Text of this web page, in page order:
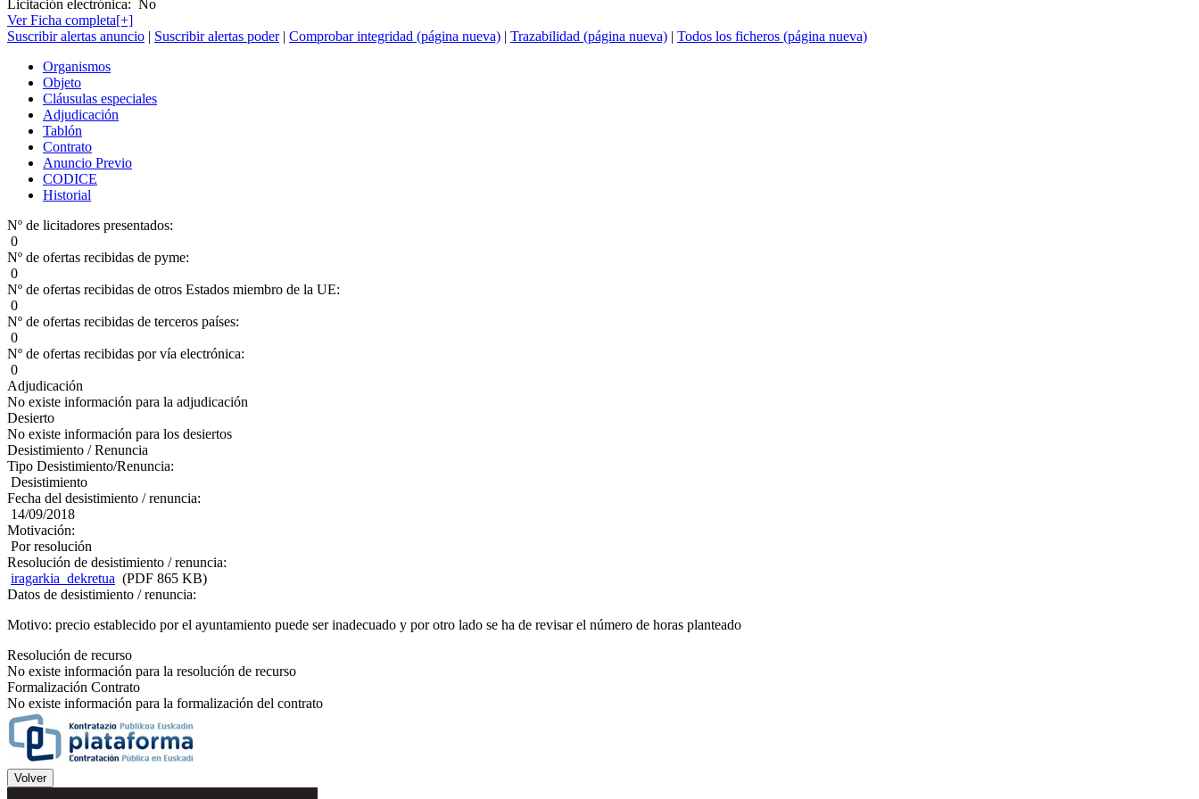
Licitación electrónica: No
Ver Ficha completa[+]
Suscribir alertas anuncio | Suscribir alertas poder| Comprobar integridad (página nueva) | Trazabilidad (página nueva) | Todos los ficheros (página nueva)
Organismos
Objeto
Cláusulas especiales
Adjudicación
Tablón
Contrato
Anuncio Previo
CODICE
Historial
Nº de licitadores presentados:
0
Nº de ofertas recibidas de pyme:
0
Nº de ofertas recibidas de otros Estados miembro de la UE:
0
Nº de ofertas recibidas de terceros países:
0
Nº de ofertas recibidas por vía electrónica:
0
Adjudicación
No existe información para la adjudicación
Desierto
No existe información para los desiertos
Desistimiento / Renuncia
Tipo Desistimiento/Renuncia:
Desistimiento
Fecha del desistimiento / renuncia:
14/09/2018
Motivación:
Por resolución
Resolución de desistimiento / renuncia:
iragarkia_dekretua (PDF 865 KB)
Datos de desistimiento / renuncia:
Motivo: precio establecido por el ayuntamiento puede ser inadecuado y por otro lado se ha de revisar el número de horas planteado
Resolución de recurso
No existe información para la resolución de recurso
Formalización Contrato
No existe información para la formalización del contrato